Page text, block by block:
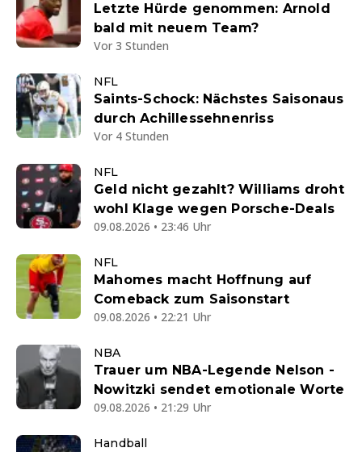
Letzte Hürde genommen: Arnold
bald mit neuem Team?
Vor 3 Stunden
NFL
Saints-Schock: Nächstes Saisonaus
durch Achillessehnenriss
Vor 4 Stunden
NFL
Geld nicht gezahlt? Williams droht
wohl Klage wegen Porsche-Deals
09.08.2026 • 23:46 Uhr
NFL
Mahomes macht Hoffnung auf
Comeback zum Saisonstart
09.08.2026 • 22:21 Uhr
NBA
Trauer um NBA-Legende Nelson -
Nowitzki sendet emotionale Worte
09.08.2026 • 21:29 Uhr
Handball